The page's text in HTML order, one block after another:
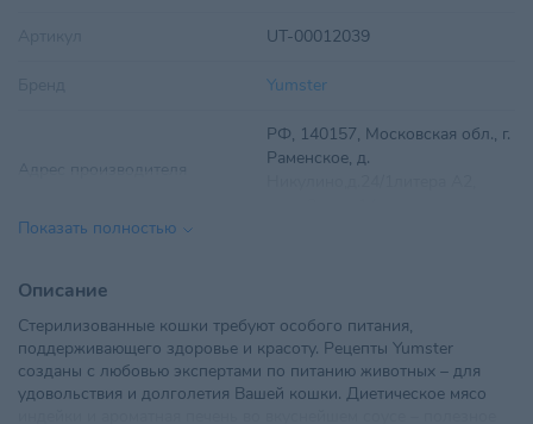
UT-00012039
Yumster
РФ, 140157, Московская обл., г.
Раменское, д.
Вид корма
Вкус Индейка
Возраст питомца Взрослые 1-6 лет
Показать полностью
Описание
Стерилизованные кошки требуют особого питания,
поддерживающего здоровье и красоту. Рецепты Yumster
созданы с любовью экспертами по питанию животных – для
удовольствия и долголетия Вашей кошки. Диетическое мясо